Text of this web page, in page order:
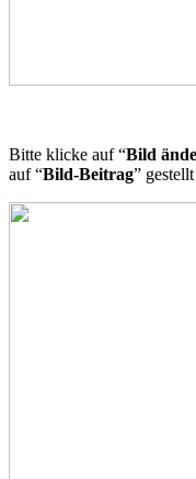
Bitte klicke auf “Bild
auf “Bild-Beitrag”